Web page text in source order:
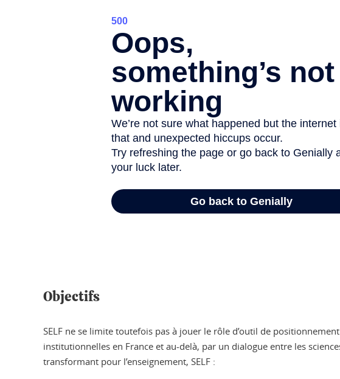
Objectifs
SELF ne se limite toutefois pas à jouer le rôle d’outil de
institutionnelles en France et au-delà, par un dialogue entre les
transformant pour l’enseignement, SELF :